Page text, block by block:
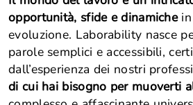
opportunità, sfide e dinamichein
evoluzione. Laborability nasce
parole semplici e accessibili,
dall’esperienza dei nostri
di cui hai bisogno per muoverti